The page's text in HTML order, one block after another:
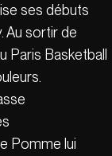
ses débuts
Au sortir de
Paris Basketball
Pomme lui